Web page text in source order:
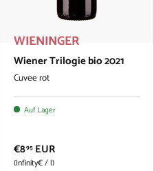
WIENINGER
Wiener Trilogie bio 2021
Cuvee rot
Auf Lager
€895 EUR
Grundpreis
Infinity€/l